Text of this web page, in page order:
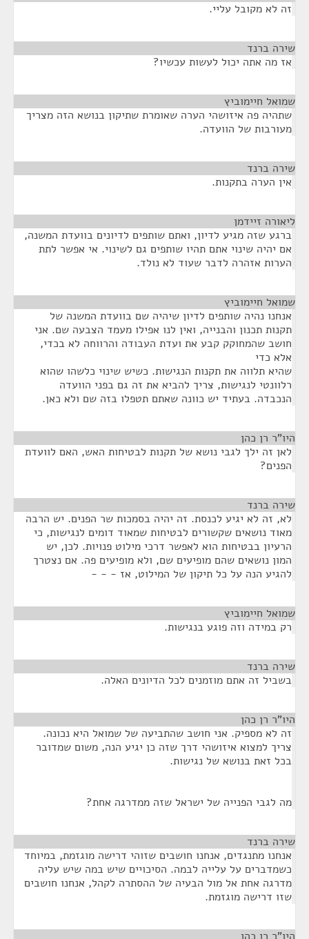
זה לא מקובל עליי.
שירה ברנד
אז מה אתה יכול לעשות עכשיו?
שמואל חיימוביץ
שתהיה פה איזושהי הערה שאומרת שתיקון בנושא הזה מצריך
מעורבות של הוועדה.
שירה ברנד
אין הערה בתקנות.
ליאורה זיידמן
ברגע שזה מגיע לדיון, ואתם שותפים לדיונים בוועדת המשנה,
אם יהיה שינוי אתם תהיו שותפים גם לשינוי. אי אפשר לתת
הערות אזהרה לדבר שעוד לא נולד.
שמואל חיימוביץ
אנחנו נהיה שותפים לדיון שיהיה שם בוועדת המשנה של
תקנות תכנון והבנייה, ואין לנו אפילו מעמד הצבעה שם. אני
חושב שהמחוקק קבע את ועדת העבודה והרווחה לא בכדי,
אלא כדי
שהיא תלווה את תקנות הנגישות. כשיש שינוי כלשהו שהוא
רלוונטי לנגישות, צריך להביא את זה גם בפני הוועדה
הנכבדה. בעתיד יש כוונה שאתם תטפלו בזה שם ולא כאן.
היו"ר רן כהן
לאן זה ילך לגבי נושא של תקנות לבטיחות האש, האם לוועדת
הפנים?
שירה ברנד
לא, זה לא יגיע לכנסת. זה יהיה בסמכות שר הפנים. יש הרבה
מאוד נושאים שקשורים לבטיחות שמאוד דומים לנגישות, כי
הרעיון בבטיחות הוא לאפשר דרכי מילוט פנויות. לכן, יש
המון נושאים שהם מופיעים שם, ולא מופיעים פה. אם נצטרך
להגיע הנה על כל תיקון של המילוט, אז - - -
שמואל חיימוביץ
רק במידה וזה פוגע בנגישות.
שירה ברנד
בשביל זה אתם מוזמנים לכל הדיונים האלה.
היו"ר רן כהן
זה לא מספיק. אני חושב שהתביעה של שמואל היא נכונה.
צריך למצוא איזושהי דרך שזה כן יגיע הנה, משום שמדובר
בכל זאת בנושא של נגישות.
מה לגבי הפנייה של ישראל שזה ממדרגה אחת?
שירה ברנד
אנחנו מתנגדים, אנחנו חושבים שזוהי דרישה מוגזמת, במיוחד
כשמדברים על עלייה לבמה. הסיכויים שיש במה שיש עליה
מדרגה אחת אל מול הבעיה של ההסתרה לקהל, אנחנו חושבים
שזו דרישה מוגזמת.